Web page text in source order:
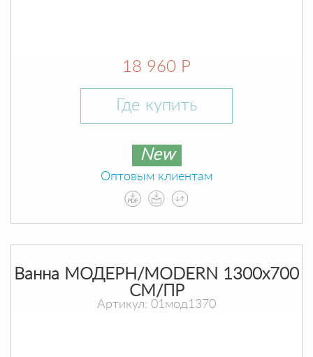
18 960 Р
Где купить
New
Оптовым клиентам
Ванна МОДЕРН/MODERN 1300х700
СМ/ПР
Артикул: 01мод1370